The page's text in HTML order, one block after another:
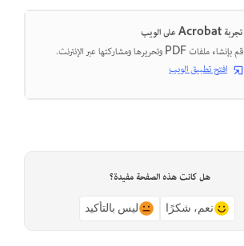
تجربة Acrobat على الويب
قم بإنشاء ملفات PDF وتحريرها ومشاركتها عبر الإنترنت.
افتح تطبيق الويب
هل كانت هذه الصفحة مفيدة؟
نعم، شكرًا ليس بالتأكيد